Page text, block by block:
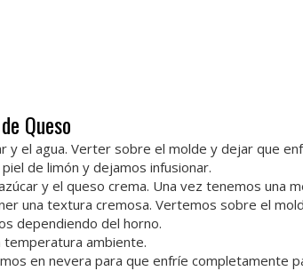
Queso
y el agua. Verter sobre el molde y dejar que
de limón y dejamos infusionar.
y el queso crema. Una vez tenemos una
una textura cremosa. Vertemos sobre el
dependiendo del horno.
ambiente.
en nevera para que enfríe completamente